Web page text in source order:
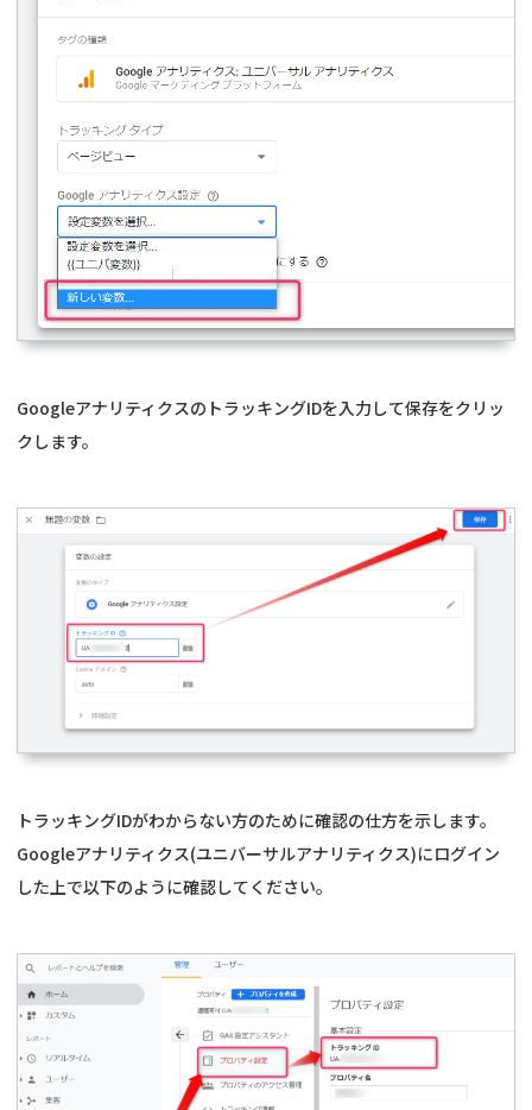
GoogleアナリティクスのトラッキングIDを入力して保存をクリッ
クします。
トラッキングIDがわからない方のために確認の仕方を示します。
Googleアナリティクス(ユニバーサルアナリティクス)にログイン
した上で以下のように確認してください。